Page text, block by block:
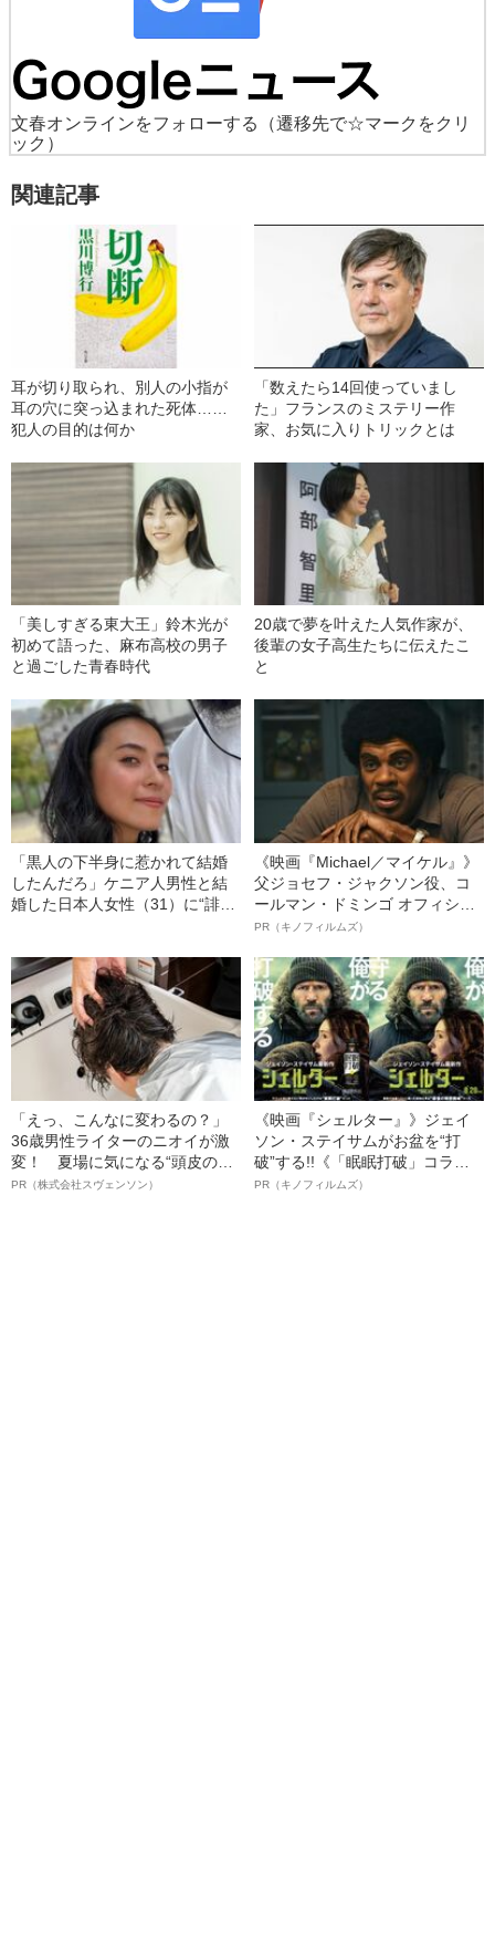
文春オンラインをフォローする
（遷移先で☆マークをクリ
ック）
関連記事
耳が切り取られ、別人の小指が
耳の穴に突っ込まれた死体……
犯人の目的は何か
「数えたら14回使っていまし
た」フランスのミステリー作
家、お気に入りトリックとは
「美しすぎる東大王」鈴木光が
初めて語った、麻布高校の男子
と過ごした青春時代
20歳で夢を叶えた人気作家が、
後輩の女子高生たちに伝えたこ
と
「黒人の下半身に惹かれて結婚
したんだろ」ケニア人男性と結
婚した日本人女性（31）に“誹謗
《映画『Michael／マイケル』》
父ジョセフ・ジャクソン役、コ
ールマン・ドミンゴ オフィシャ
ルインタビュー“観客を魅了した
語る”《日本興収70億円突破》
PR（キノフィルムズ）
「えっ、こんなに変わるの？」
36歳男性ライターのニオイが激
変！ 夏場に気になる“頭皮のニ
オイ”や“ベタつき”を解消す
PR（株式会社スヴェンソン）
《映画『シェルター』》ジェイ
ソン・ステイサムがお盆を“打
破”する!!《「眠眠打破」コラ
ボ》
PR（キノフィルムズ）